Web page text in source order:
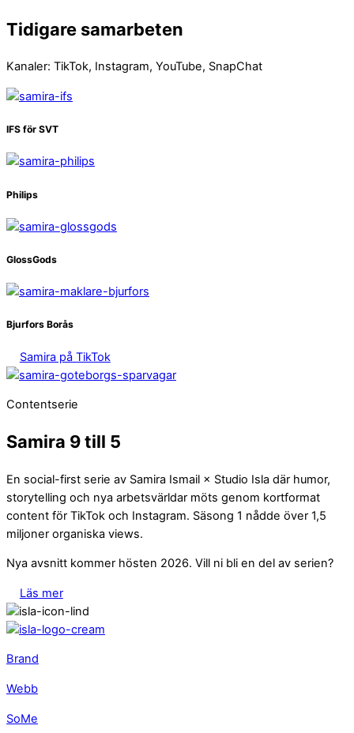
Tidigare samarbeten
Kanaler: TikTok, Instagram, YouTube, SnapChat
IFS för SVT
Philips
GlossGods
Bjurfors Borås
Samira på TikTok
Contentserie
Samira 9 till 5
En social-first serie av Samira Ismail × Studio Isla där humor,
storytelling och nya arbetsvärldar möts genom kortformat
content för TikTok och Instagram. Säsong 1 nådde över 1,5
miljoner organiska views.
Nya avsnitt kommer hösten 2026. Vill ni bli en del av serien?
Läs mer
Brand
Webb
SoMe